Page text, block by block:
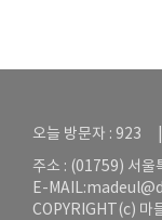
오늘 방문자 : 923
주소 : (01759) 서울
E-MAIL:
COPYRIGHT(c) 마